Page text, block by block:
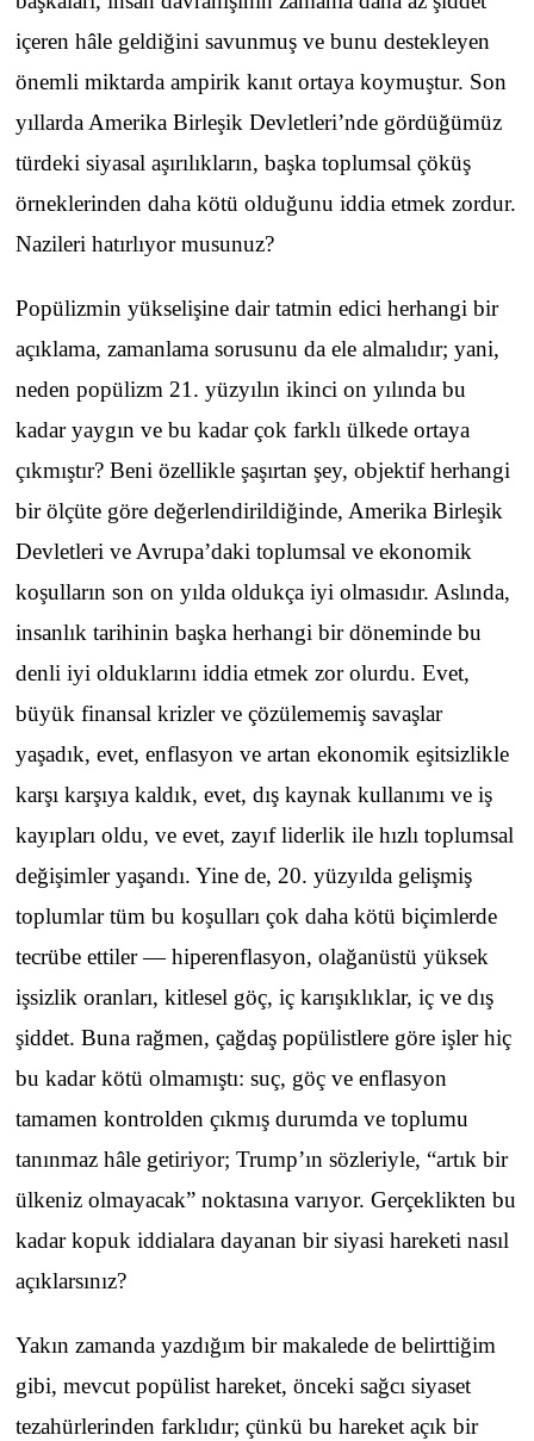
içeren hâle geldiğini savunmuş ve bunu destekleyen
önemli miktarda ampirik kanıt ortaya koymuştur. Son
yıllarda Amerika Birleşik Devletleri’nde gördüğümüz
türdeki siyasal aşırılıkların, başka toplumsal çöküş
örneklerinden daha kötü olduğunu iddia etmek zordur.
Nazileri hatırlıyor musunuz?
Popülizmin yükselişine dair tatmin edici herhangi bir
açıklama, zamanlama sorusunu da ele almalıdır; yani,
neden popülizm 21. yüzyılın ikinci on yılında bu
kadar yaygın ve bu kadar çok farklı ülkede ortaya
çıkmıştır? Beni özellikle şaşırtan şey, objektif herhangi
bir ölçüte göre değerlendirildiğinde, Amerika Birleşik
Devletleri ve Avrupa’daki toplumsal ve ekonomik
koşulların son on yılda oldukça iyi olmasıdır. Aslında,
insanlık tarihinin başka herhangi bir döneminde bu
denli iyi olduklarını iddia etmek zor olurdu. Evet,
büyük finansal krizler ve çözülememiş savaşlar
yaşadık, evet, enflasyon ve artan ekonomik eşitsizlikle
karşı karşıya kaldık, evet, dış kaynak kullanımı ve iş
kayıpları oldu, ve evet, zayıf liderlik ile hızlı toplumsal
değişimler yaşandı. Yine de, 20. yüzyılda gelişmiş
toplumlar tüm bu koşulları çok daha kötü biçimlerde
tecrübe ettiler — hiperenflasyon, olağanüstü yüksek
işsizlik oranları, kitlesel göç, iç karışıklıklar, iç ve dış
şiddet. Buna rağmen, çağdaş popülistlere göre işler hiç
bu kadar kötü olmamıştı: suç, göç ve enflasyon
tamamen kontrolden çıkmış durumda ve toplumu
tanınmaz hâle getiriyor; Trump’ın sözleriyle, “artık bir
ülkeniz olmayacak” noktasına varıyor. Gerçeklikten bu
kadar kopuk iddialara dayanan bir siyasi hareketi nasıl
açıklarsınız?
Yakın zamanda yazdığım bir makalede de belirttiğim
gibi, mevcut popülist hareket, önceki sağcı siyaset
tezahürlerinden farklıdır; çünkü bu hareket açık bir